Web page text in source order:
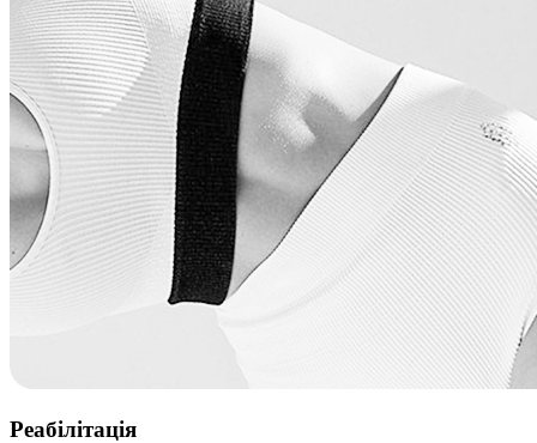
Реабілітація